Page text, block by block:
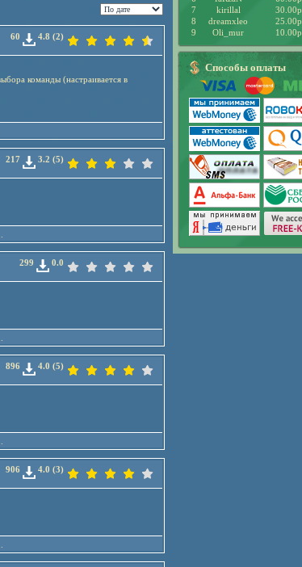
60 4.8 (2)
команды (настраивается в
217 3.2 (5)
299 0.0
896 4.0 (5)
906 4.0 (3)
7
kirillal
30.00р.
8
dreamxleo
25.00р.
9
Oli_mur 10.00р.
Способы оплаты